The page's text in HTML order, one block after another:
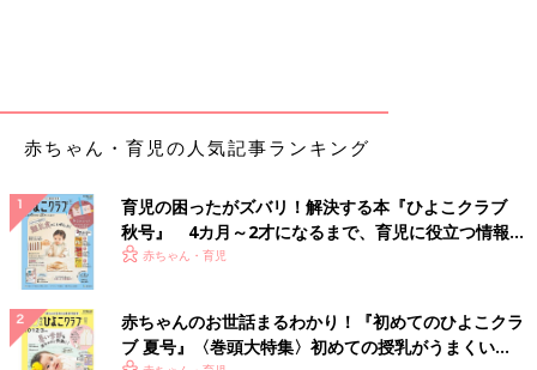
赤ちゃん・育児の人気記事ランキング
育児の困ったがズバリ！解決する本『ひよこクラブ
秋号』 4カ月～2才になるまで、育児に役立つ情報が
いっぱい！
赤ちゃん・育児
赤ちゃんのお世話まるわかり！『初めてのひよこクラ
ブ 夏号』〈巻頭大特集〉初めての授乳がうまくい